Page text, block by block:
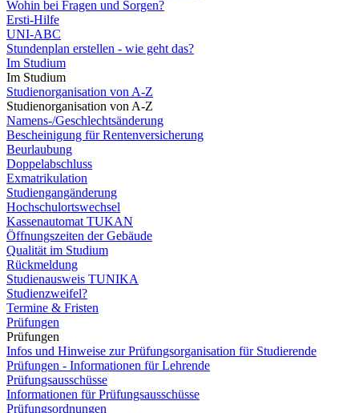
Wohin bei Fragen und Sorgen?
Ersti-Hilfe
UNI-ABC
Stundenplan erstellen - wie geht das?
Im Studium
Im Studium
Studienorganisation von A-Z
Studienorganisation von A-Z
Namens-/Geschlechtsänderung
Bescheinigung für Rentenversicherung
Beurlaubung
Doppelabschluss
Exmatrikulation
Studiengangänderung
Hochschulortswechsel
Kassenautomat TUKAN
Öffnungszeiten der Gebäude
Qualität im Studium
Rückmeldung
Studienausweis TUNIKA
Studienzweifel?
Termine & Fristen
Prüfungen
Prüfungen
Infos und Hinweise zur Prüfungsorganisation für Studierende
Prüfungen - Informationen für Lehrende
Prüfungsausschüsse
Informationen für Prüfungsausschüsse
Prüfungsordnungen